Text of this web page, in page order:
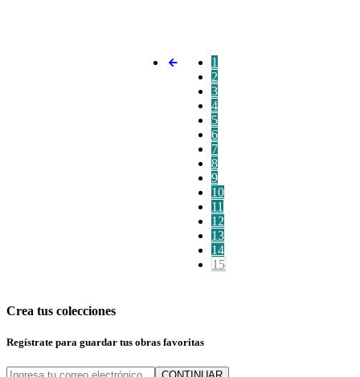
1
2
3
4
5
6
7
8
9
10
11
12
13
14
15
Crea tus colecciones
Regístrate para guardar tus obras favoritas